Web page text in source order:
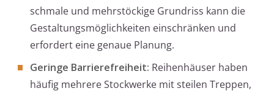
schmale und mehrstöckige Grundriss kann die
Gestaltungsmöglichkeiten einschränken und
erfordert eine genaue Planung.
Geringe Barrierefreiheit: Reihenhäuser haben
häufig mehrere Stockwerke mit steilen Treppen,